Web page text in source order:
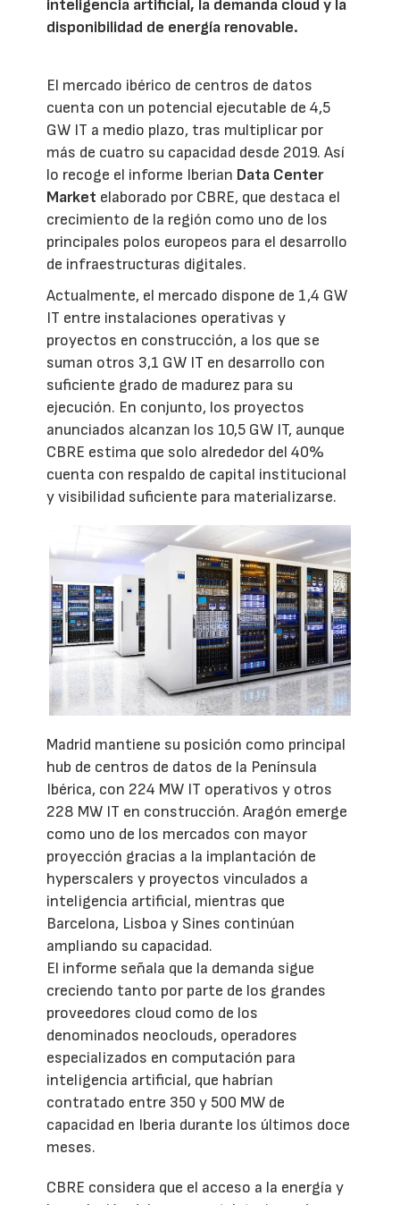
inteligencia artificial, la demanda cloud y la
disponibilidad de energía renovable.
El mercado ibérico de centros de datos
cuenta con un potencial ejecutable de 4,5
GW IT a medio plazo, tras multiplicar por
más de cuatro su capacidad desde 2019. Así
lo recoge el informe Iberian Data Center
Market elaborado por CBRE, que destaca el
crecimiento de la región como uno de los
principales polos europeos para el desarrollo
de infraestructuras digitales.
Actualmente, el mercado dispone de 1,4 GW
IT entre instalaciones operativas y
proyectos en construcción, a los que se
suman otros 3,1 GW IT en desarrollo con
suficiente grado de madurez para su
ejecución. En conjunto, los proyectos
anunciados alcanzan los 10,5 GW IT, aunque
CBRE estima que solo alrededor del 40%
cuenta con respaldo de capital institucional
y visibilidad suficiente para materializarse.
Madrid mantiene su posición como principal
hub de centros de datos de la Península
Ibérica, con 224 MW IT operativos y otros
228 MW IT en construcción. Aragón emerge
como uno de los mercados con mayor
proyección gracias a la implantación de
hyperscalers y proyectos vinculados a
inteligencia artificial, mientras que
Barcelona, Lisboa y Sines continúan
ampliando su capacidad.
El informe señala que la demanda sigue
creciendo tanto por parte de los grandes
proveedores cloud como de los
denominados neoclouds, operadores
especializados en computación para
inteligencia artificial, que habrían
contratado entre 350 y 500 MW de
capacidad en Iberia durante los últimos doce
meses.
CBRE considera que el acceso a la energía y